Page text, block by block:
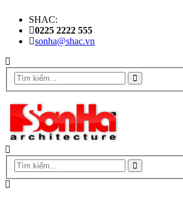
SHAC:
0225 2222 555
sonha@shac.vn